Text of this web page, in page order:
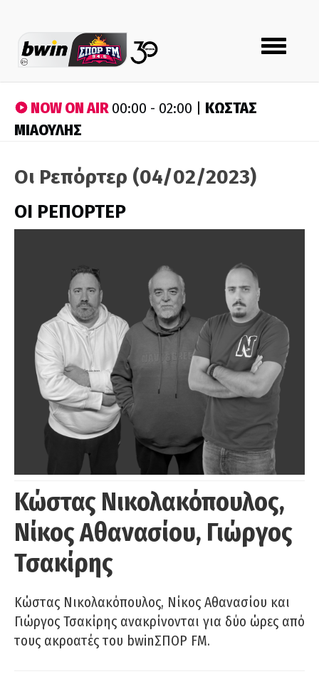
Toggle
navigation
NOW ON AIR00:00 - 02:00 | ΚΩΣΤΑΣ
ΜΙΑΟΥΛΗΣ
Οι Ρεπόρτερ (04/02/2023)
ΟΙ ΡΕΠΟΡΤΕΡ
Κώστας Νικολακόπουλος,
Νίκος Αθανασίου, Γιώργος
Τσακίρης
Κώστας Νικολακόπουλος, Νίκος Αθανασίου και
Γιώργος Τσακίρης ανακρίνονται για δύο ώρες από
τους ακροατές του bwinΣΠΟΡ FM.